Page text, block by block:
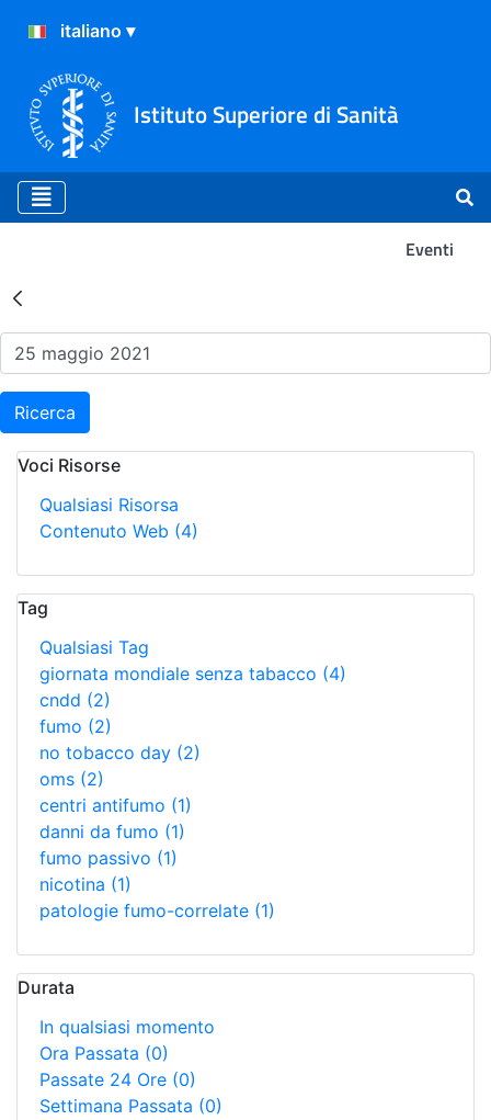
Istituto Superiore di Sanità
Eventi
Risultati della Ricerca -
Ricerca
Voci Risorse
Qualsiasi Risorsa
Contenuto Web (4)
Tag
Qualsiasi Tag
giornata mondiale senza tabacco (4)
cndd (2)
fumo (2)
no tobacco day (2)
oms (2)
centri antifumo (1)
danni da fumo (1)
fumo passivo (1)
nicotina (1)
patologie fumo-correlate (1)
Durata
In qualsiasi momento
Ora Passata (0)
Passate 24 Ore (0)
Settimana Passata (0)